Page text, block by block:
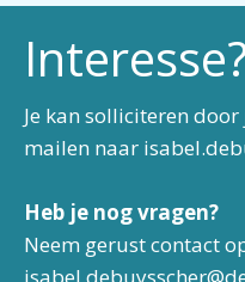
Je kan solliciteren
mailen naar
Heb je nog vragen?
Neem gerust contact